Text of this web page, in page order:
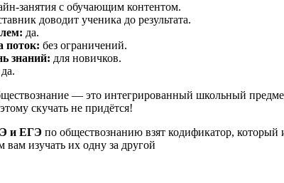
занятия с обучающим контентом.
доводит ученика до результата.
да.
поток: без ограничений.
знаний: для новичков.
да.
— это интегрированный школьный
скучать не придётся!
и ЕГЭ по обществознанию взят кодификатор, который
изучать их одну за другой